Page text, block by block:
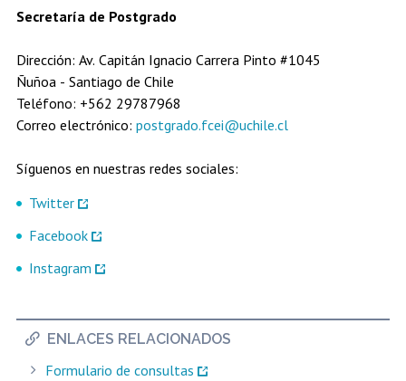
ENLACES RELACIONADOS
Formulario de consultas
Secretaría de Postgrado
Dirección: Av. Capitán Ignacio Carrera Pinto #1045
Ñuñoa - Santiago de Chile
Teléfono: +562 29787968
Correo electrónico: postgrado.fcei@uchile.cl
Síguenos en nuestras redes sociales:
Twitter
Facebook
Instagram